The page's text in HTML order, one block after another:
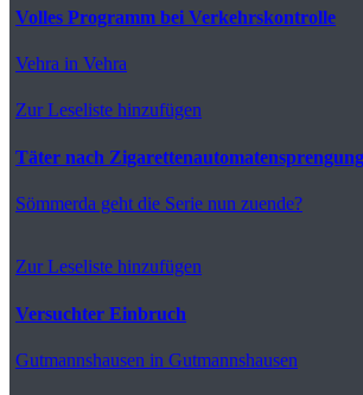
Volles Programm bei Verkehrskontrolle
Vehra in Vehra
Zur Leseliste hinzufügen
Täter nach
Sömmerda geht die Serie nun zuende?
Zur Leseliste hinzufügen
Versuchter Einbruch
Gutmannshausen in Gutmannshausen